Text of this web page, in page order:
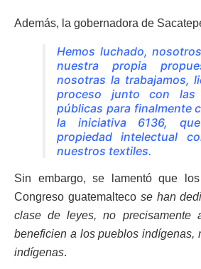
Además, la gobernadora de
Hemos luchado,
nuestra propia
nosotras la trabajamos,
proceso junto con las
públicas para finalmente
la iniciativa 6136,
propiedad intelectual
nuestros textiles.
Sin embargo, se lamentó que
Congreso guatemalteco se han
clase de leyes, no precisamente
beneficien a los pueblos indígenas,
indígenas.